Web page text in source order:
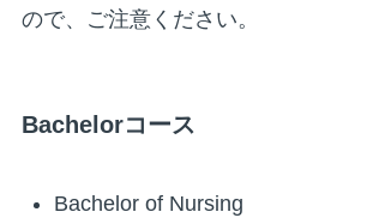
ので、ご注意ください。
Bachelorコース
Bachelor of Nursing